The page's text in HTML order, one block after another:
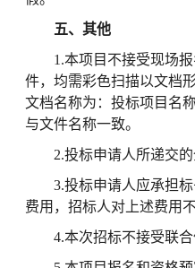
五、其他
1.本项目不接受现场
件，均需彩色扫描以文档
文档名称为：投标项目名
与文件名称一致。
2.投标申请人所递交
3.投标申请人应承担
费用，招标人对上述费用不
4.本次招标不接受联合